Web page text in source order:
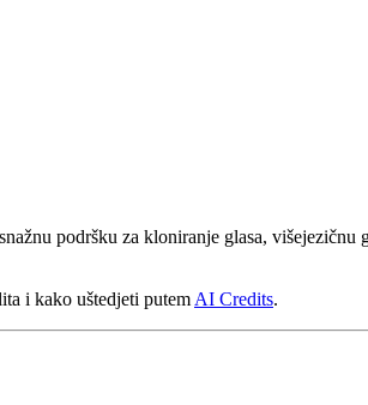
podršku za kloniranje glasa, višejezičnu
i kako uštedjeti putem AI Credits.